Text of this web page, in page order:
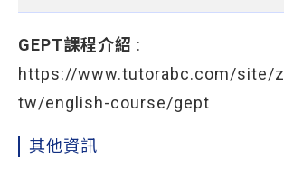
GEPT課程介紹 :
https://www.tutorabc.com/site/
tw/english-course/gept
其他資訊